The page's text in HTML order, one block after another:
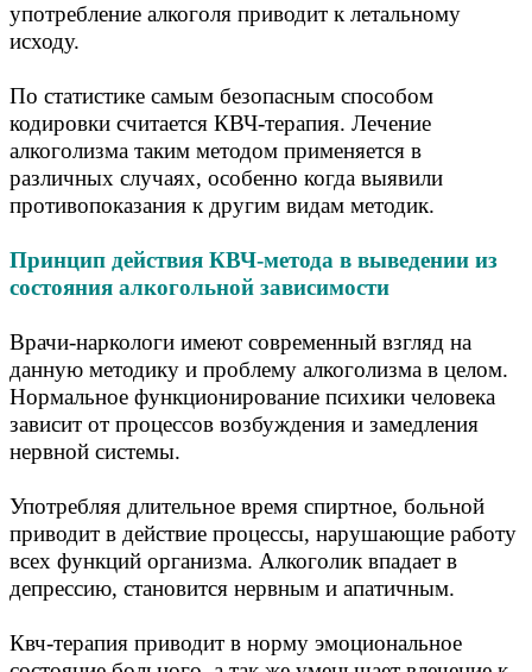
употребление алкоголя приводит к летальному
исходу.
По статистике самым безопасным способом
кодировки считается КВЧ-терапия. Лечение
алкоголизма таким методом применяется в
различных случаях, особенно когда выявили
противопоказания к другим видам методик.
Принцип действия КВЧ-метода в выведении из
состояния алкогольной зависимости
Врачи-наркологи имеют современный взгляд на
данную методику и проблему алкоголизма в целом.
Нормальное функционирование психики человека
зависит от процессов возбуждения и замедления
нервной системы.
Употребляя длительное время спиртное, больной
приводит в действие процессы, нарушающие работу
всех функций организма. Алкоголик впадает в
депрессию, становится нервным и апатичным.
Квч-терапия приводит в норму эмоциональное